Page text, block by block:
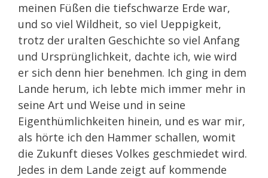
meinen Füßen die tiefschwarze Erde war,
und so viel Wildheit, so viel Ueppigkeit,
trotz der uralten Geschichte so viel Anfang
und Ursprünglichkeit, dachte ich, wie wird
er sich denn hier benehmen. Ich ging in dem
Lande herum, ich lebte mich immer mehr in
seine Art und Weise und in seine
Eigenthümlichkeiten hinein, und es war mir,
als hörte ich den Hammer schallen, womit
die Zukunft dieses Volkes geschmiedet wird.
Jedes in dem Lande zeigt auf kommende